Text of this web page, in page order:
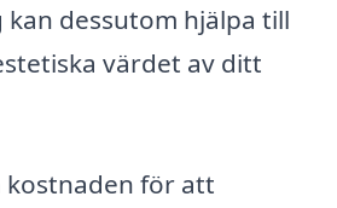
dessutom hjälpa till
värdet av ditt
kostnaden för att